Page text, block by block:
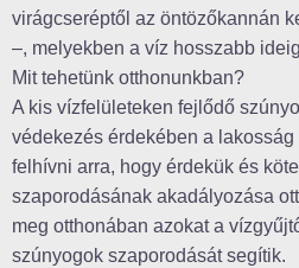
virágcseréptől az öntözőkannán
–, melyekben a víz hosszabb
Mit tehetünk otthonunkban?
A kis vízfelületeken fejlődő
védekezés érdekében a
felhívni arra, hogy érdekük és
szaporodásának akadályozása
meg otthonában azokat a
szúnyogok szaporodását segítik.